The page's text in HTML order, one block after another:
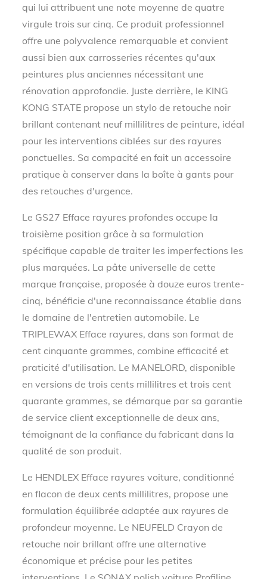
qui lui attribuent une note moyenne de quatre
virgule trois sur cinq. Ce produit professionnel
offre une polyvalence remarquable et convient
aussi bien aux carrosseries récentes qu'aux
peintures plus anciennes nécessitant une
rénovation approfondie. Juste derrière, le KING
KONG STATE propose un stylo de retouche noir
brillant contenant neuf millilitres de peinture, idéal
pour les interventions ciblées sur des rayures
ponctuelles. Sa compacité en fait un accessoire
pratique à conserver dans la boîte à gants pour
des retouches d'urgence.
Le GS27 Efface rayures profondes occupe la
troisième position grâce à sa formulation
spécifique capable de traiter les imperfections les
plus marquées. La pâte universelle de cette
marque française, proposée à douze euros trente-
cinq, bénéficie d'une reconnaissance établie dans
le domaine de l'entretien automobile. Le
TRIPLEWAX Efface rayures, dans son format de
cent cinquante grammes, combine efficacité et
praticité d'utilisation. Le MANELORD, disponible
en versions de trois cents millilitres et trois cent
quarante grammes, se démarque par sa garantie
de service client exceptionnelle de deux ans,
témoignant de la confiance du fabricant dans la
qualité de son produit.
Le HENDLEX Efface rayures voiture, conditionné
en flacon de deux cents millilitres, propose une
formulation équilibrée adaptée aux rayures de
profondeur moyenne. Le NEUFELD Crayon de
retouche noir brillant offre une alternative
économique et précise pour les petites